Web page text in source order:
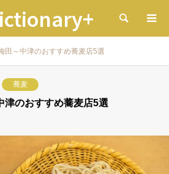
検索
田～中津のおすすめ蕎麦店5選
蕎麦
津のおすすめ蕎麦店5選